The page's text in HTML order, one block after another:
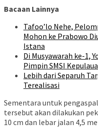
Bacaan Lainnya
Tafoo’lo Nehe,
Mohon ke Prabowo
Istana
Di Musyawarah ke-1,
Pimpin SMSI
Lebih dari Separuh
Terealisasi
Sementara untuk
tersebut akan dilakukan
10 cm dan lebar jalan 4,5